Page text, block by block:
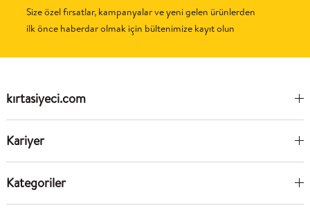
Size özel fırsatlar, kampanyalar ve yeni gelen ürünlerden
ilk önce haberdar olmak için bültenimize kayıt olun
kırtasiyeci.com
Kariyer
Kategoriler